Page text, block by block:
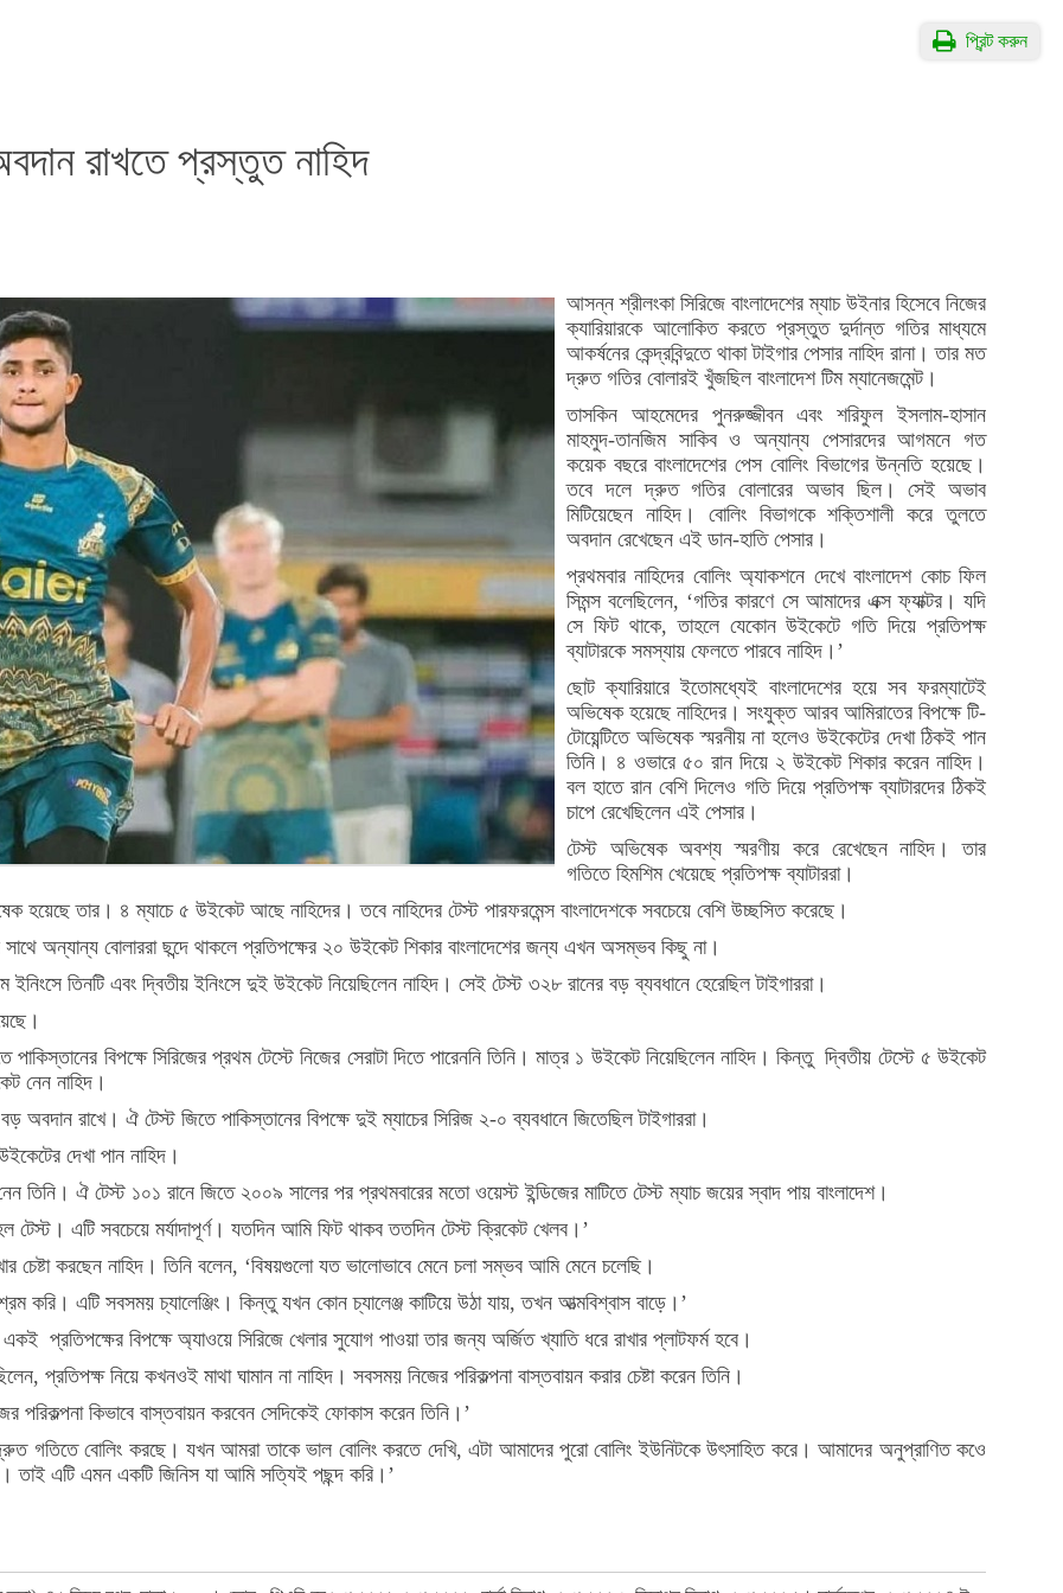
রাখতে প্রস্তুত নাহিদ
আসন্ন শ্রীলংকা সিরিজে বাংলাদেশের ম্যাচ উইনার হিসেবে নিজের
ক্যারিয়ারকে আলোকিত করতে প্রস্তুত দুর্দান্ত গতির মাধ্যমে
আকর্ষনের কেন্দ্রবিন্দুতে থাকা টাইগার পেসার নাহিদ রানা। তার মত
দ্রুত গতির বোলারই খুঁজছিল বাংলাদেশ টিম ম্যানেজমেন্ট।
তাসকিন আহমেদের পুনরুজ্জীবন এবং শরিফুল ইসলাম-হাসান
মাহমুদ-তানজিম সাকিব ও অন্যান্য পেসারদের আগমনে গত
কয়েক বছরে বাংলাদেশের পেস বোলিং বিভাগের উন্নতি হয়েছে।
তবে দলে দ্রুত গতির বোলারের অভাব ছিল। সেই অভাব
মিটিয়েছেন নাহিদ। বোলিং বিভাগকে শক্তিশালী করে তুলতে
অবদান রেখেছেন এই ডান-হাতি পেসার।
প্রথমবার নাহিদের বোলিং অ্যাকশনে দেখে বাংলাদেশ কোচ ফিল
সিমন্স বলেছিলেন, ‘গতির কারণে সে আমাদের এক্স ফ্যাক্টর। যদি
সে ফিট থাকে, তাহলে যেকোন উইকেটে গতি দিয়ে প্রতিপক্ষ
ব্যাটারকে সমস্যায় ফেলতে পারবে নাহিদ।’
ছোট ক্যারিয়ারে ইতোমধ্যেই বাংলাদেশের হয়ে সব ফরম্যাটেই
অভিষেক হয়েছে নাহিদের। সংযুক্ত আরব আমিরাতের বিপক্ষে টি-
টোয়েন্টিতে অভিষেক স্মরনীয় না হলেও উইকেটের দেখা ঠিকই পান
তিনি। ৪ ওভারে ৫০ রান দিয়ে ২ উইকেট শিকার করেন নাহিদ।
বল হাতে রান বেশি দিলেও গতি দিয়ে প্রতিপক্ষ ব্যাটারদের ঠিকই
চাপে রেখেছিলেন এই পেসার।
টেস্ট অভিষেক অবশ্য স্মরণীয় করে রেখেছেন নাহিদ। তার
গতিতে হিমশিম খেয়েছে প্রতিপক্ষ ব্যাটাররা।
তার। ৪ ম্যাচে ৫ উইকেট আছে নাহিদের। তবে নাহিদের টেস্ট পারফরমেন্স বাংলাদেশকে সবচেয়ে বেশি উচ্ছসিত করেছে।
অন্যান্য বোলাররা ছন্দে থাকলে প্রতিপক্ষের ২০ উইকেট শিকার বাংলাদেশের জন্য এখন অসম্ভব কিছু না।
ইনিংসে তিনটি এবং দ্বিতীয় ইনিংসে দুই উইকেট নিয়েছিলেন নাহিদ। সেই টেস্ট ৩২৮ রানের বড় ব্যবধানে হেরেছিল টাইগাররা।
পাকিস্তানের বিপক্ষে সিরিজের প্রথম টেস্টে নিজের সেরাটা দিতে পারেননি তিনি। মাত্র ১ উইকেট নিয়েছিলেন নাহিদ। কিন্তু দ্বিতীয় টেস্টে ৫ উইকেট
নেন নাহিদ।
অবদান রাখে। ঐ টেস্ট জিতে পাকিস্তানের বিপক্ষে দুই ম্যাচের সিরিজ ২-০ ব্যবধানে জিতেছিল টাইগাররা।
দেখা পান নাহিদ।
তিনি। ঐ টেস্ট ১০১ রানে জিতে ২০০৯ সালের পর প্রথমবারের মতো ওয়েস্ট ইন্ডিজের মাটিতে টেস্ট ম্যাচ জয়ের স্বাদ পায় বাংলাদেশ।
টেস্ট। এটি সবচেয়ে মর্যাদাপূর্ণ। যতদিন আমি ফিট থাকব ততদিন টেস্ট ক্রিকেট খেলব।’
করছেন নাহিদ। তিনি বলেন, ‘বিষয়গুলো যত ভালোভাবে মেনে চলা সম্ভব আমি মেনে চলেছি।
করি। এটি সবসময় চ্যালেঞ্জিং। কিন্তু যখন কোন চ্যালেঞ্জ কাটিয়ে উঠা যায়, তখন আত্মবিশ্বাস বাড়ে।’
প্রতিপক্ষের বিপক্ষে অ্যাওয়ে সিরিজে খেলার সুযোগ পাওয়া তার জন্য অর্জিত খ্যাতি ধরে রাখার প্লাটফর্ম হবে।
প্রতিপক্ষ নিয়ে কখনওই মাথা ঘামান না নাহিদ। সবসময় নিজের পরিকল্পনা বাস্তবায়ন করার চেষ্টা করেন তিনি।
পরিকল্পনা কিভাবে বাস্তবায়ন করবেন সেদিকেই ফোকাস করেন তিনি।’
গতিতে বোলিং করছে। যখন আমরা তাকে ভাল বোলিং করতে দেখি, এটা আমাদের পুরো বোলিং ইউনিটকে উৎসাহিত করে। আমাদের অনুপ্রাণিত কওে
তাই এটি এমন একটি জিনিস যা আমি সত্যিই পছন্দ করি।’
প্রিন্ট করুন